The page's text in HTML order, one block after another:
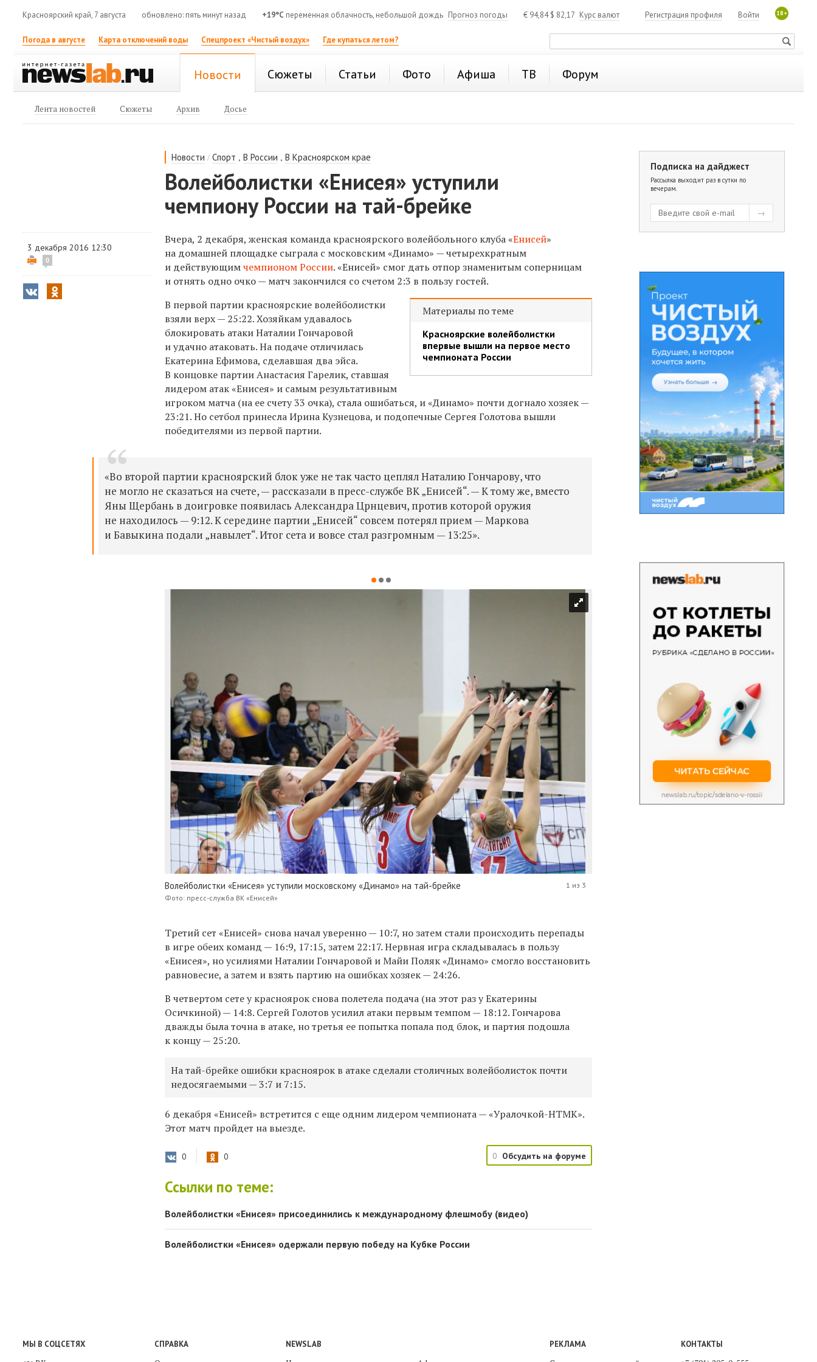
Красноярский край, 7 августа обновлено: пять минут назад +19°C переменная облачность, небольшой дождь Прогноз погоды € 94,84$ 82,17 Курс валют 18+
Войти
Регистрация профиля
Погода в августе Карта отключений воды Спецпроект «Чистый воздух» Где купаться летом?
Новости Сюжеты Статьи Фото Афиша ТВ Форум
Лента новостей Сюжеты Архив Досье
Новости /Спорт ,В России ,В Красноярском крае
Волейболистки «Енисея» уступили
чемпиону России на тай-брейке
3 декабря 2016 12:30
0
Вчера, 2 декабря, женская команда красноярского волейбольного клуба «Енисей»
на домашней площадке сыграла с московским «Динамо» — четырехкратным
и действующимчемпионом России. «Енисей» смог дать отпор знаменитым соперницам
и отнять одно очко — матч закончился со счетом 2:3 в пользу гостей.
Материалы по теме
Красноярские волейболистки
впервые вышли на первое место
чемпионата России
В первой партии красноярские волейболистки
взяли верх — 25:22. Хозяйкам удавалось
блокировать атаки Наталии Гончаровой
и удачно атаковать. На подаче отличилась
Екатерина Ефимова, сделавшая два эйса.
В концовке партии Анастасия Гарелик, ставшая
лидером атак «Енисея» и самым результативным
игроком матча (на ее счету 33 очка), стала ошибаться, и «Динамо» почти догнало хозяек —
23:21. Но сетбол принесла Ирина Кузнецова, и подопечные Сергея Голотова вышли
победителями из первой партии.
«Во второй партии красноярский блок уже не так часто цеплял Наталию Гончарову, что
не могло не сказаться на счете, — рассказали в пресс-службе ВК „Енисей“. — К тому же, вместо
Яны Щербань в доигровке появилась Александра Црнцевич, против которой оружия
не находилось — 9:12. К середине партии „Енисей“ совсем потерял прием — Маркова
и Бавыкина подали „навылет“. Итог сета и вовсе стал разгромным — 13:25».
Волейболистки «Енисея» уступили московскому «Динамо» на тай-брейке
Фото: пресс-служба ВК «Енисей»
1 из 3
Третий сет «Енисей» снова начал уверенно — 10:7, но затем стали происходить перепады
в игре обеих команд — 16:9, 17:15, затем 22:17. Нервная игра складывалась в пользу
«Енисея», но усилиями Наталии Гончаровой и Майи Поляк «Динамо» смогло восстановить
равновесие, а затем и взять партию на ошибках хозяек — 24:26.
В четвертом сете у красноярок снова полетела подача (на этот раз у Екатерины
Осичкиной) — 14:8. Сергей Голотов усилил атаки первым темпом — 18:12. Гончарова
дважды была точна в атаке, но третья ее попытка попала под блок, и партия подошла
к концу — 25:20.
На тай-брейке ошибки красноярок в атаке сделали столичных волейболисток почти
недосягаемыми — 3:7 и 7:15.
6 декабря «Енисей» встретится с еще одним лидером чемпионата — «Уралочкой-НТМК».
Этот матч пройдет на выезде.
0 0 0 Обсудить на форуме
Ссылки по теме:
Волейболистки «Енисея» присоединились к международному флешмобу (видео)
Волейболистки «Енисея» одержали первую победу на Кубке России
Подписка на дайджест
Рассылка выходит раз в сутки по
вечерам.
МЫ В СОЦСЕТЯХ СПРАВКА NEWSLAB РЕКЛАМА КОНТАКТЫ